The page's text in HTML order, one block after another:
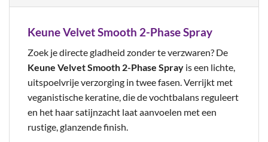
Keune Velvet Smooth 2-Phase Spray
Zoek je directe gladheid zonder te verzwaren? De
Keune Velvet Smooth 2-Phase Spray is een lichte,
uitspoelvrije verzorging in twee fasen. Verrijkt met
veganistische keratine, die de vochtbalans reguleert
en het haar satijnzacht laat aanvoelen met een
rustige, glanzende finish.